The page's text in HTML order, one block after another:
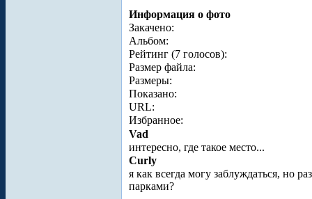
Информация о фото
Закачено:
Альбом:
Рейтинг (7 голосов):
Размер файла:
Размеры:
Показано:
URL:
Избранное:
Vad
интересно, где такое место...
Curly
я как всегда могу заблуждаться, но
парками?